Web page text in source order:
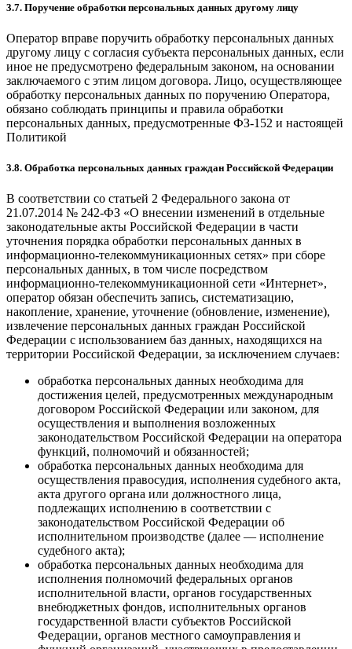
3.7. Поручение обработки персональных данных другому лицу
Оператор вправе поручить обработку персональных данных
другому лицу с согласия субъекта персональных данных, если
иное не предусмотрено федеральным законом, на основании
заключаемого с этим лицом договора. Лицо, осуществляющее
обработку персональных данных по поручению Оператора,
обязано соблюдать принципы и правила обработки
персональных данных, предусмотренные ФЗ-152 и настоящей
Политикой
3.8. Обработка персональных данных граждан Российской Федерации
В соответствии со статьей 2 Федерального закона от
21.07.2014 № 242-ФЗ «О внесении изменений в отдельные
законодательные акты Российской Федерации в части
уточнения порядка обработки персональных данных в
информационно-телекоммуникационных сетях» при сборе
персональных данных, в том числе посредством
информационно-телекоммуникационной сети «Интернет»,
оператор обязан обеспечить запись, систематизацию,
накопление, хранение, уточнение (обновление, изменение),
извлечение персональных данных граждан Российской
Федерации с использованием баз данных, находящихся на
территории Российской Федерации, за исключением случаев:
обработка персональных данных необходима для
достижения целей, предусмотренных международным
договором Российской Федерации или законом, для
осуществления и выполнения возложенных
законодательством Российской Федерации на оператора
функций, полномочий и обязанностей;
обработка персональных данных необходима для
осуществления правосудия, исполнения судебного акта,
акта другого органа или должностного лица,
подлежащих исполнению в соответствии с
законодательством Российской Федерации об
исполнительном производстве (далее — исполнение
судебного акта);
обработка персональных данных необходима для
исполнения полномочий федеральных органов
исполнительной власти, органов государственных
внебюджетных фондов, исполнительных органов
государственной власти субъектов Российской
Федерации, органов местного самоуправления и